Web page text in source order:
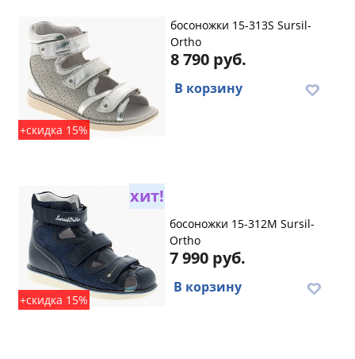
+скидка 15%
босоножки 15-313S Sursil-
Ortho
8 790 руб.
В корзину
хит!
+скидка 15%
босоножки 15-312M Sursil-
Ortho
7 990 руб.
В корзину